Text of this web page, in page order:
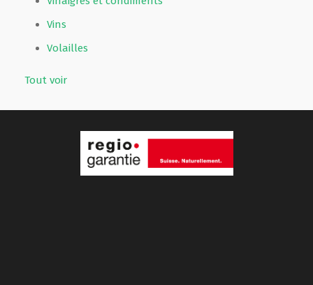
Vins
Volailles
Tout voir